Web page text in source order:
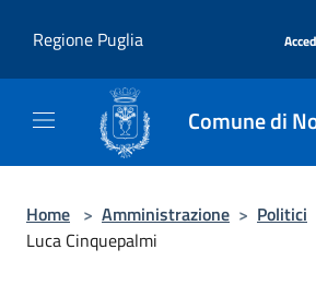
Regione Puglia
Comune di
Home > Amministrazione > Politici
Luca Cinquepalmi